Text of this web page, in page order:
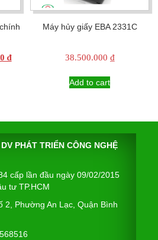
₫Current
Máy hủy giấy EBA 2331C
38.500.000 ₫
Add to cart
PHÁT TRIỂN CÔNG NGHỆ
cấp lần đầu ngày 09/02/2015
tư TP.HCM
2, Phường An Lạc, Quận Bình